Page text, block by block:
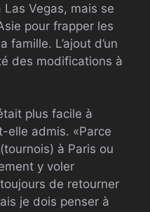
Vegas, mais se
pour frapper les
L’ajout d’un
des modifications à
plus facile à
elle admis. «Parce
à Paris ou
y voler
de retourner
je dois penser à